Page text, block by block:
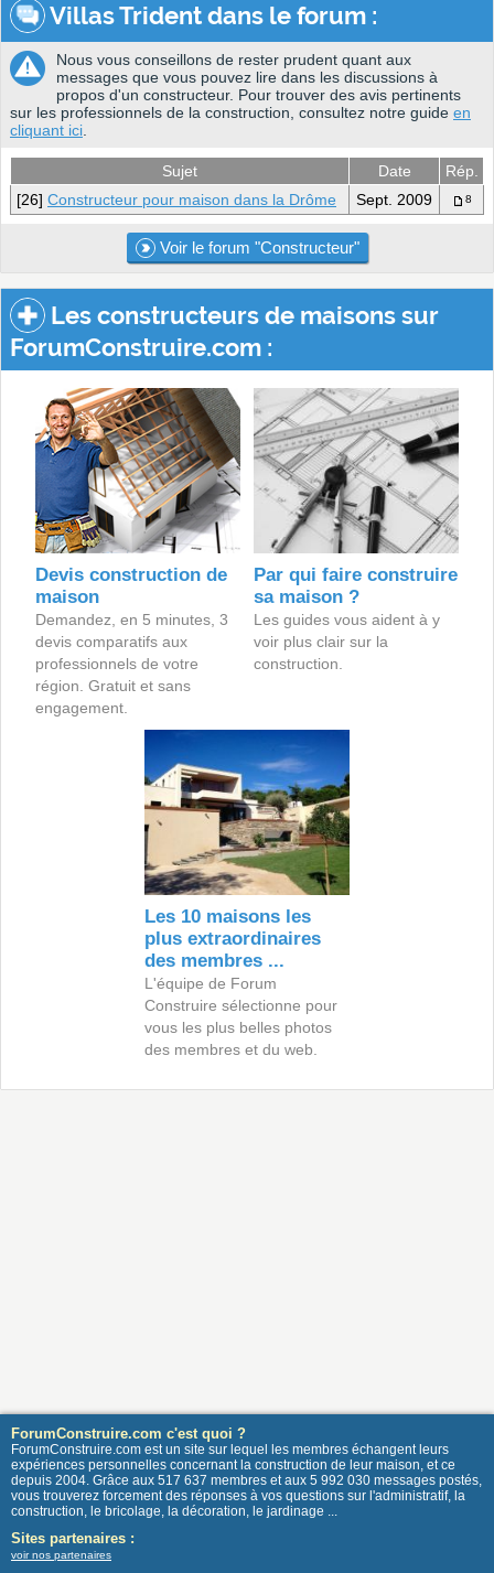
Villas Trident dans le forum :
Nous vous conseillons de rester prudent quant aux
messages que vous pouvez lire dans les discussions à
propos d'un constructeur. Pour trouver des avis pertinents
sur les professionnels de la construction, consultez notre guide en
cliquant ici
Sujet Date
Rép.
[26] Constructeur pour maison dans la Drôme Sept. 2009 8
Voir le forum "Constructeur"
Les constructeurs de maisons sur
ForumConstruire.com :
Devis construction de
maison
Demandez, en 5 minutes, 3
devis comparatifs aux
professionnels de votre
région. Gratuit et sans
engagement.
Par qui faire construire
sa maison ?
Les guides vous aident à y
voir plus clair sur la
construction.
Les 10 maisons les
plus extraordinaires
des membres ...
L'équipe de Forum
Construire sélectionne pour
vous les plus belles photos
des membres et du web.
ForumConstruire.com c'est quoi ?
ForumConstruire.com est un site sur lequel les membres échangent leurs
expériences personnelles concernant la construction de leur maison, et ce
depuis 2004. Grâce aux 517 637 membres et aux 5 992 030 messages postés,
vous trouverez forcement des réponses à vos questions sur l'administratif, la
construction, le bricolage, la décoration, le jardinage ...
Sites partenaires :
voir nos partenaires